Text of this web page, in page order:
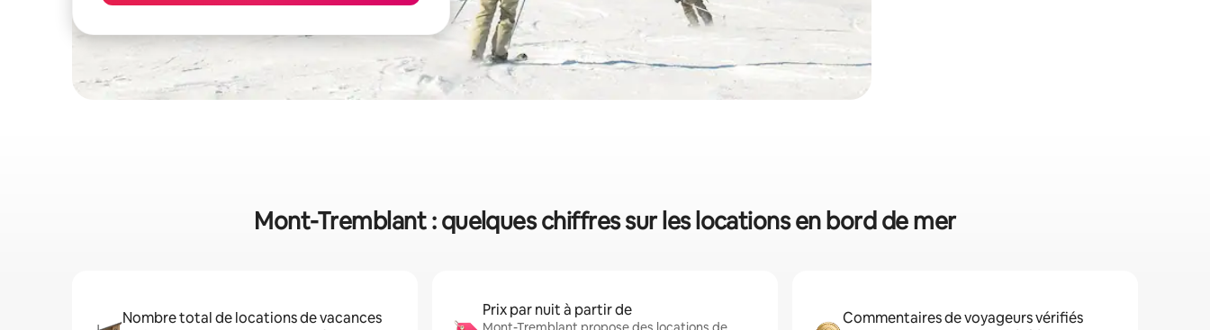
Mont-Tremblant : quelques chiffres sur les locations en bord de mer
Nombre total de locations de vacances Prix par nuit à partir de Commentaires de voyageurs vérifiés